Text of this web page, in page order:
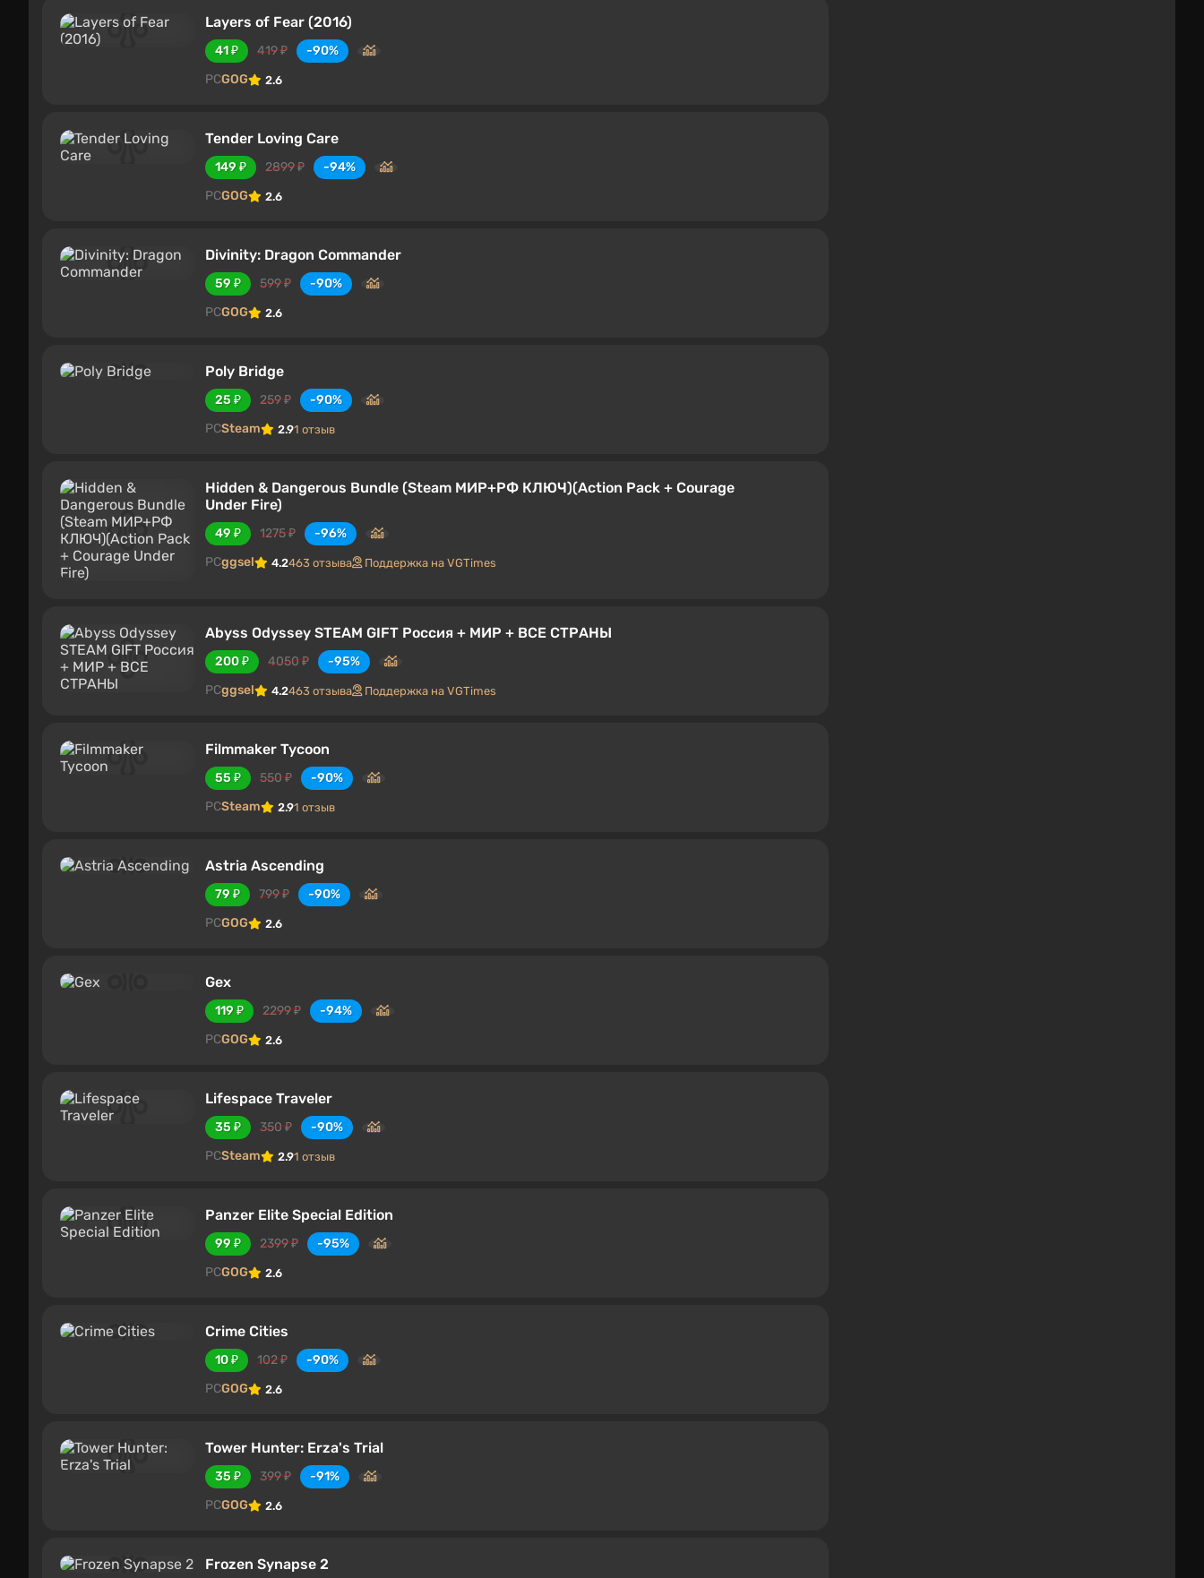
Layers of Fear (2016)
41 ₽ 419 ₽
-90%
PCGOG 2.6
Tender Loving Care
149 ₽ 2899 ₽
-94%
PCGOG 2.6
Divinity: Dragon Commander
59 ₽ 599 ₽
-90%
PCGOG 2.6
Poly Bridge
25 ₽ 259 ₽
-90%
PCSteam 2.91 отзыв
Hidden & Dangerous Bundle (Steam МИР+РФ КЛЮЧ)(Action Pack + Courage
Under Fire)
49 ₽ 1275 ₽
-96%
PCggsel 4.2463 отзыва Поддержка на VGTimes
Abyss Odyssey STEAM GIFT Россия + МИР + ВСЕ СТРАНЫ
200 ₽ 4050 ₽
-95%
PCggsel 4.2463 отзыва Поддержка на VGTimes
Filmmaker Tycoon
55 ₽ 550 ₽
-90%
PCSteam 2.91 отзыв
Astria Ascending
79 ₽ 799 ₽
-90%
PCGOG 2.6
Gex
119 ₽ 2299 ₽
-94%
PCGOG 2.6
Lifespace Traveler
35 ₽ 350 ₽
-90%
PCSteam 2.91 отзыв
Panzer Elite Special Edition
99 ₽ 2399 ₽
-95%
PCGOG 2.6
Crime Cities
10 ₽ 102 ₽
-90%
PCGOG 2.6
Tower Hunter: Erza's Trial
35 ₽ 399 ₽
-91%
PCGOG 2.6
Frozen Synapse 2